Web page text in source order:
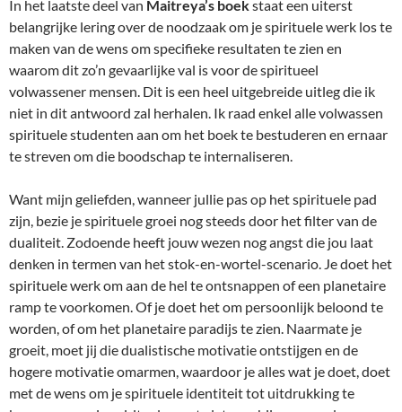
In het laatste deel van Maitreya’s boekstaat een uiterst
belangrijke lering over de noodzaak om je spirituele werk los te
maken van de wens om specifieke resultaten te zien en
waarom dit zo’n gevaarlijke val is voor de spiritueel
volwassener mensen. Dit is een heel uitgebreide uitleg die ik
niet in dit antwoord zal herhalen. Ik raad enkel alle volwassen
spirituele studenten aan om het boek te bestuderen en ernaar
te streven om die boodschap te internaliseren.
Want mijn geliefden, wanneer jullie pas op het spirituele pad
zijn, bezie je spirituele groei nog steeds door het filter van de
dualiteit. Zodoende heeft jouw wezen nog angst die jou laat
denken in termen van het stok-en-wortel-scenario. Je doet het
spirituele werk om aan de hel te ontsnappen of een planetaire
ramp te voorkomen. Of je doet het om persoonlijk beloond te
worden, of om het planetaire paradijs te zien. Naarmate je
groeit, moet jij die dualistische motivatie ontstijgen en de
hogere motivatie omarmen, waardoor je alles wat je doet, doet
met de wens om je spirituele identiteit tot uitdrukking te